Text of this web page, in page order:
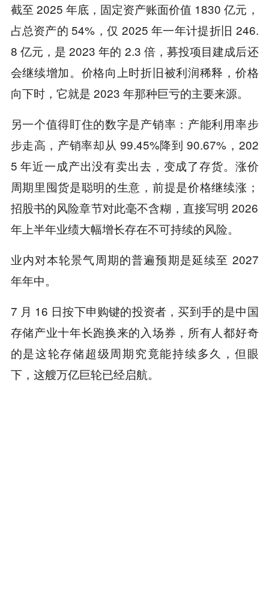
截至 2025 年底，固定资产账面价值 1830 亿元，
占总资产的 54%，仅 2025 年一年计提折旧 246.
8 亿元，是 2023 年的 2.3 倍，募投项目建成后还
会继续增加。价格向上时折旧被利润稀释，价格
向下时，它就是 2023 年那种巨亏的主要来源。
另一个值得盯住的数字是产销率：产能利用率步
步走高，产销率却从 99.45%降到 90.67%，202
5 年近一成产出没有卖出去，变成了存货。涨价
周期里囤货是聪明的生意，前提是价格继续涨；
招股书的风险章节对此毫不含糊，直接写明 2026
年上半年业绩大幅增长存在不可持续的风险。
业内对本轮景气周期的普遍预期是延续至 2027
年年中。
7 月 16 日按下申购键的投资者，买到手的是中国
存储产业十年长跑换来的入场券，所有人都好奇
的是这轮存储超级周期究竟能持续多久，但眼
下，这艘万亿巨轮已经启航。